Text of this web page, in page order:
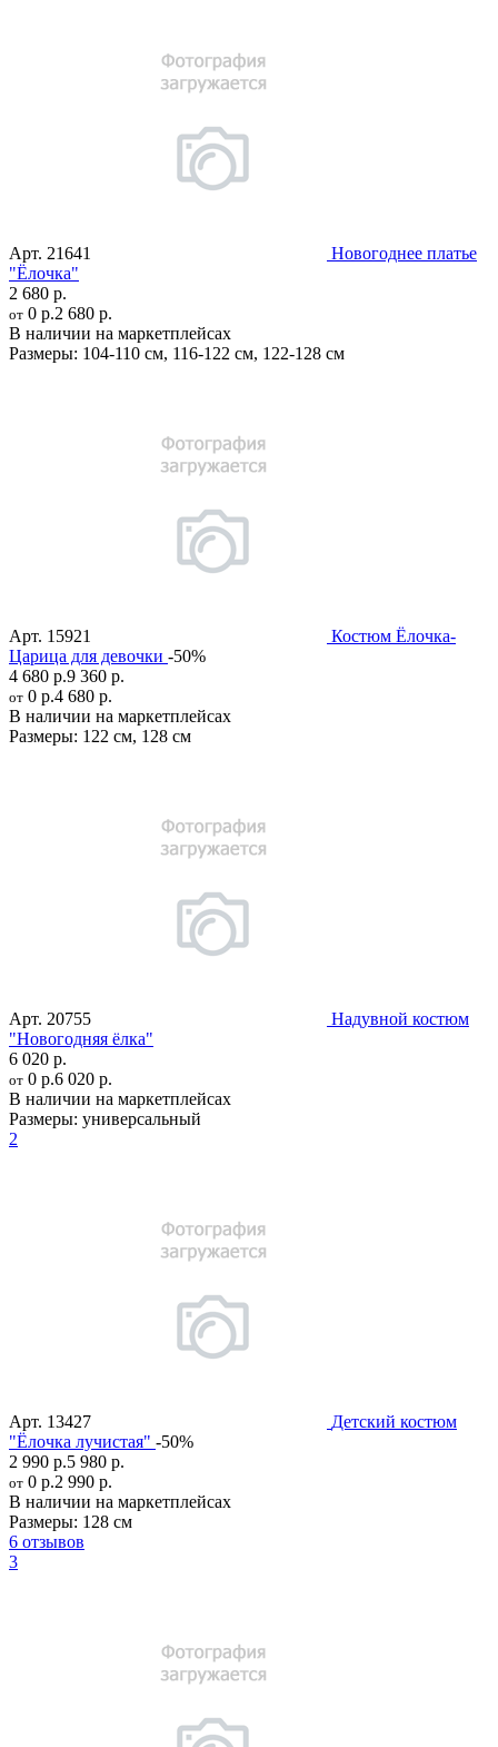
Арт. 21641
Новогоднее платье
"Ёлочка"
2 680 р.
от 0 р.2 680 р.
В наличии на маркетплейсах
Размеры: 104-110 см, 116-122 см, 122-128 см
Арт. 15921
Костюм Ёлочка-
Царица для девочки -50%
4 680 р.9 360 р.
от 0 р.4 680 р.
В наличии на маркетплейсах
Размеры: 122 см, 128 см
Арт. 20755
Надувной костюм
"Новогодняя ёлка"
6 020 р.
от 0 р.6 020 р.
В наличии на маркетплейсах
Размеры: универсальный
2
Арт. 13427
Детский костюм
"Ёлочка лучистая" -50%
2 990 р.5 980 р.
от 0 р.2 990 р.
В наличии на маркетплейсах
Размеры: 128 см
6 отзывов
3